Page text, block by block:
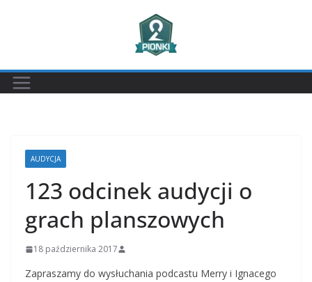
AUDYCJA
123 odcinek audycji o
grach planszowych
18 października 2017
Zapraszamy do wysłuchania podcastu Merry i Ignacego